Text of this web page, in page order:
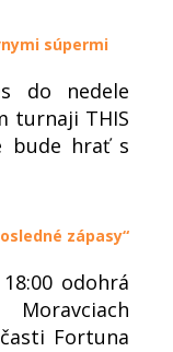
súpermi
do nedele
turnaji THIS
bude hrať s
zápasy“
odohrá
Fortuna